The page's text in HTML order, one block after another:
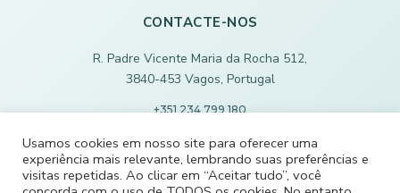
CONTACTE-NOS
R. Padre Vicente Maria da Rocha 512,
3840-453 Vagos, Portugal
+351 234 799 180
ECODEVAGOS@SCMVAGOS.EU
Usamos cookies em nosso site para oferecer uma
experiência mais relevante, lembrando suas preferências e
visitas repetidas. Ao clicar em “Aceitar tudo”, você